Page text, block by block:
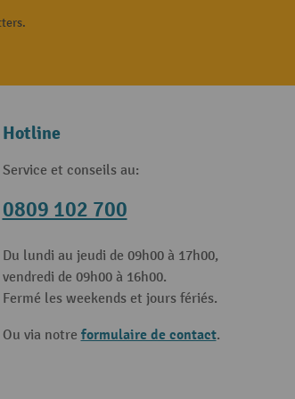
Hotline
Service et conseils au:
0809 102 700
Du lundi au jeudi de 09h00 à 17h00,
vendredi de 09h00 à 16h00.
Fermé les weekends et jours fériés.
Ou via notre formulaire de contact.